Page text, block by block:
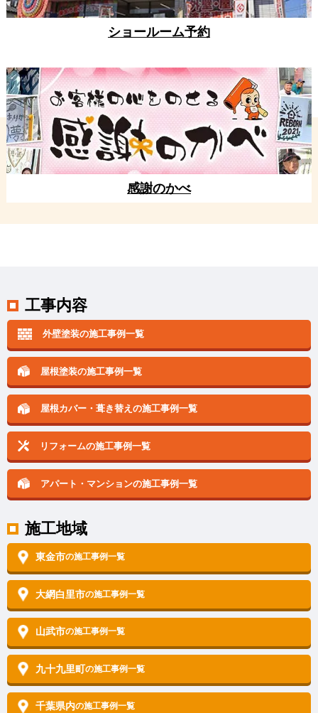
ショールーム予約
感謝のかべ
工事内容
外壁塗装の施工事例一覧
屋根塗装の施工事例一覧
屋根カバー・葺き替えの施工事例一覧
リフォームの施工事例一覧
アパート・マンションの施工事例一覧
施工地域
東金市の施工事例一覧
大網白里市の施工事例一覧
山武市の施工事例一覧
九十九里町の施工事例一覧
千葉県内の施工事例一覧